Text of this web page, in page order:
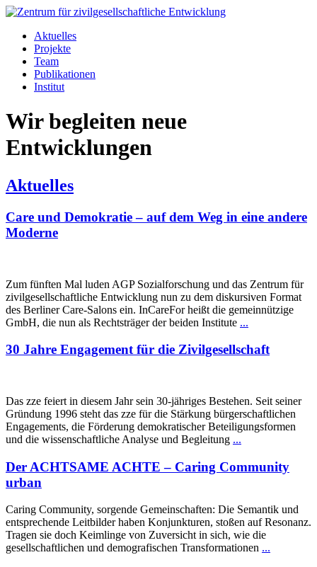
Aktuelles
Projekte
Team
Publikationen
Institut
Wir begleiten neue
Entwicklungen
Aktuelles
Care und Demokratie – auf dem Weg in eine andere
Moderne
Zum fünften Mal luden AGP Sozialforschung und das Zentrum für
zivilgesellschaftliche Entwicklung nun zu dem diskursiven Format
des Berliner Care-Salons ein. InCareFor heißt die gemeinnützige
GmbH, die nun als Rechtsträger der beiden Institute ...
30 Jahre Engagement für die Zivilgesellschaft
Das zze feiert in diesem Jahr sein 30-jähriges Bestehen. Seit seiner
Gründung 1996 steht das zze für die Stärkung bürgerschaftlichen
Engagements, die Förderung demokratischer Beteiligungsformen
und die wissenschaftliche Analyse und Begleitung ...
Der ACHTSAME ACHTE – Caring Community
urban
Caring Community, sorgende Gemeinschaften: Die Semantik und
entsprechende Leitbilder haben Konjunkturen, stoßen auf Resonanz.
Tragen sie doch Keimlinge von Zuversicht in sich, wie die
gesellschaftlichen und demografischen Transformationen ...